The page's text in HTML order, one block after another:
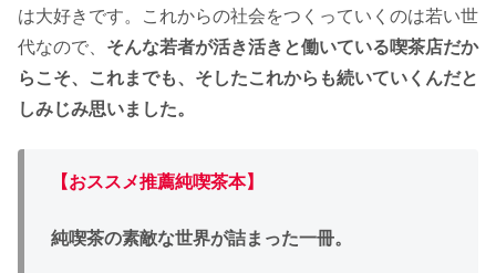
は大好きです。これからの社会をつくっていくのは若い世
代なので、 そんな若者が活き活きと働いている喫茶店だか
らこそ、これまでも、そしたこれからも続いていくんだと
しみじみ思いました。
【おススメ推薦純喫茶本】
純喫茶の素敵な世界が詰まった一冊。